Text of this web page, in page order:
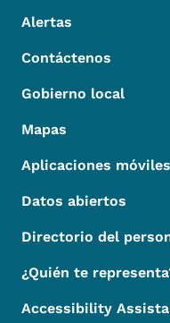
Alertas
Contáctenos
Gobierno local
Mapas
Aplicaciones móviles
Datos abiertos
Directorio del
¿Quién te
Accessibility